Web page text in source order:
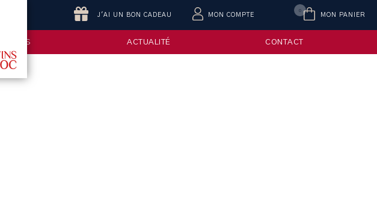
J'AI UN BON CADEAU MON COMPTE MON PANIER
0
VINS ACTUALITÉ CONTACT